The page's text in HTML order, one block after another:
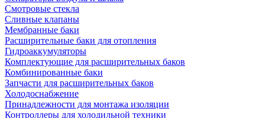
Смотровые стекла
Сливные клапаны
Мембранные баки
Расширительные баки для отопления
Гидроаккумуляторы
Комплектующие для расширительных баков
Комбинированные баки
Запчасти для расширительных баков
Холодоснабжение
Принадлежности для монтажа изоляции
Контроллеры для холодильной техники